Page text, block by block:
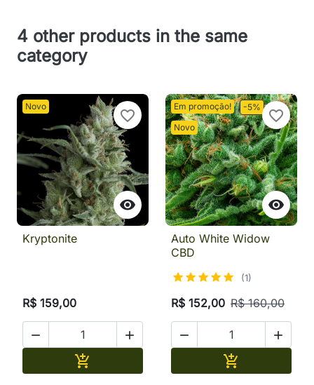
4 other products in the same
category
Novo

favorite_border
Kryptonite
R$ 159,00
 

Em promoção!
-5%
Novo

favorite_border
Auto White Widow
CBD
(1)
R$ 152,00 R$ 160,00
 
